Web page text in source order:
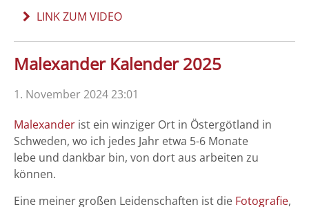
LINK ZUM VIDEO
Malexander Kalender 2025
1. November 2024 23:01
Malexander ist ein winziger Ort in Östergötland in
Schweden, wo ich jedes Jahr etwa 5-6 Monate
lebe und dankbar bin, von dort aus arbeiten zu
können.
Eine meiner großen Leidenschaften ist die Fotografie,